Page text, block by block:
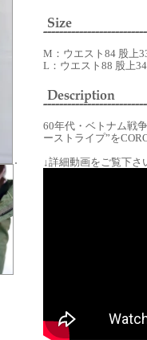
M：ウエスト84 股上
L：ウエスト88 股上
60年代・ベトナム戦
ーストライプ”を
↓詳細動画をご覧下さ